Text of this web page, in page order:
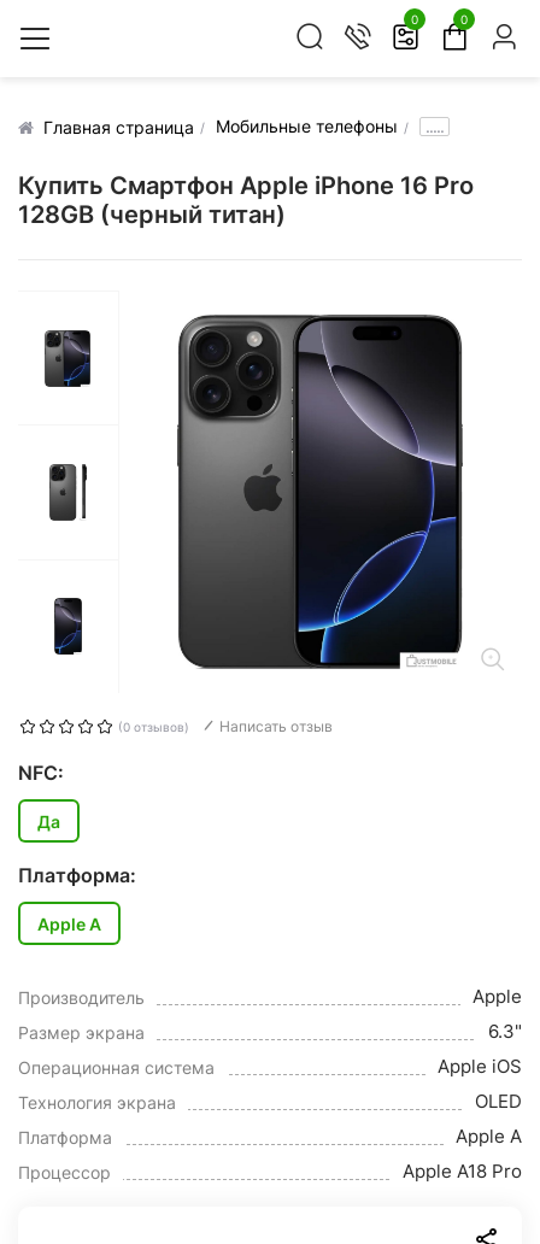
0 0
Главная страница Мобильные телефоны .....
Купить Смартфон Apple iPhone 16 Pro
128GB (черный титан)
(0 отзывов) Написать отзыв
NFC:
Да
Платформа:
Apple A
Производитель Apple
Размер экрана 6.3"
Операционная система Apple iOS
Технология экрана OLED
Платформа Apple A
Процессор Apple A18 Pro